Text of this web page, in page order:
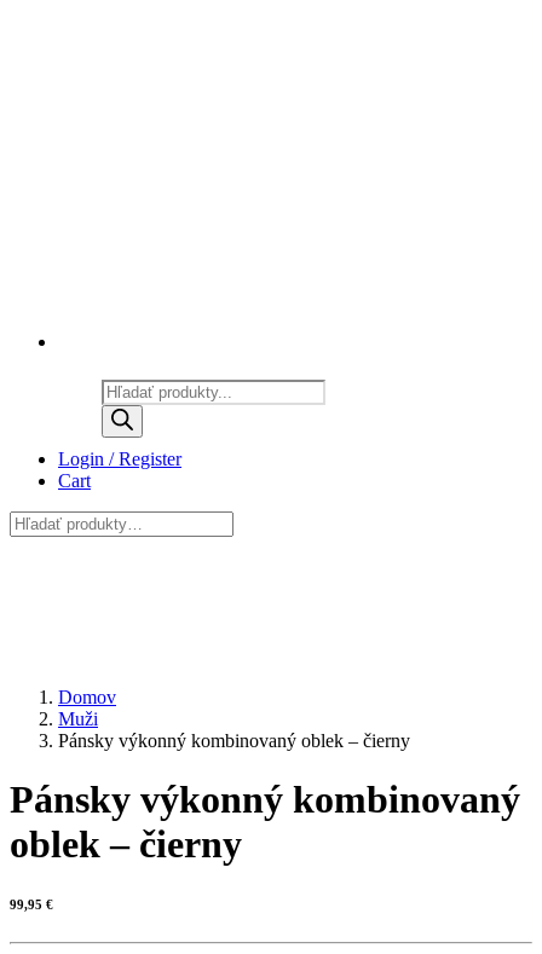
Products
search
Login / Register
Cart
Domov
Muži
Pánsky výkonný kombinovaný oblek – čierny
Pánsky výkonný kombinovaný
oblek – čierny
99,95 €